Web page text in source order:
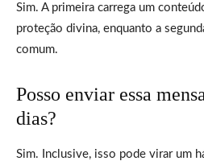
Sim. A primeira carrega um
proteção divina, enquanto a
comum.
Posso enviar essa
dias?
Sim. Inclusive, isso pode virar um